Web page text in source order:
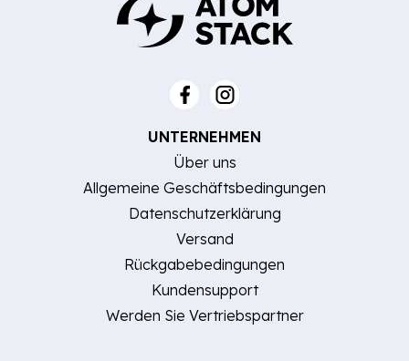
UNTERNEHMEN
Über uns
Allgemeine Geschäftsbedingungen
Datenschutzerklärung
Versand
Rückgabebedingungen
Kundensupport
Werden Sie Vertriebspartner